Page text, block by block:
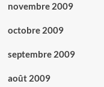
novembre 2009
octobre 2009
septembre 2009
août 2009